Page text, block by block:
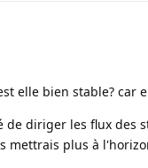
elle bien stable? car
de diriger les flux des
mettrais plus à